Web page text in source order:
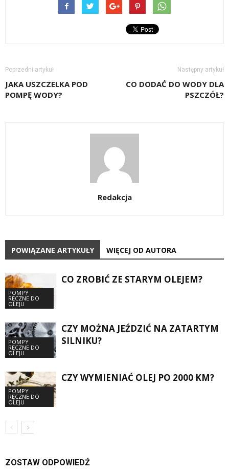
Poprzedni artykuł
JAKA USZCZELKA POD
POMPĘ WODY?
Następny artykuł
CO DODAĆ DO WODY DLA
PSZCZÓŁ?
Redakcja
POWIĄZANE ARTYKUŁY WIĘCEJ OD AUTORA
POMPY
RĘCZNE DO
OLEJU
CO ZROBIĆ ZE STARYM OLEJEM?
POMPY
RĘCZNE DO
OLEJU
CZY MOŻNA JEŹDZIĆ NA ZATARTYM
SILNIKU?
POMPY
RĘCZNE DO
OLEJU
CZY WYMIENIAĆ OLEJ PO 2000 KM?
ZOSTAW ODPOWIEDŹ